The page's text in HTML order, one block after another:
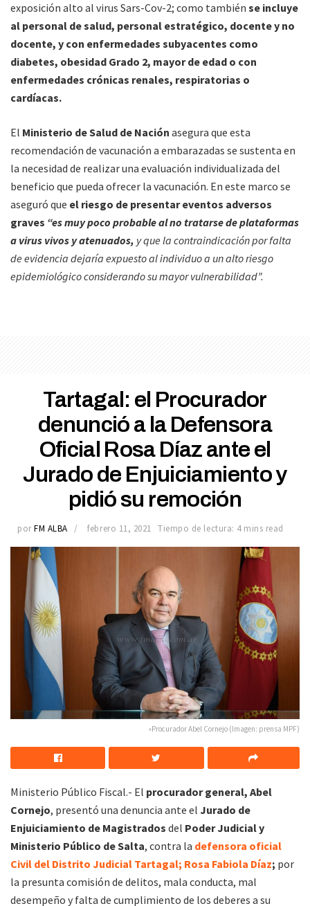
exposición alto al virus Sars-Cov-2; como también se incluye
al personal de salud, personal estratégico, docente y no
docente, y con enfermedades subyacentes como
diabetes, obesidad Grado 2, mayor de edad o con
enfermedades crónicas renales, respiratorias o
cardíacas.
El Ministerio de Salud de Nación asegura que esta
recomendación de vacunación a embarazadas se sustenta en
la necesidad de realizar una evaluación individualizada del
beneficio que pueda ofrecer la vacunación. En este marco se
aseguró que el riesgo de presentar eventos adversos
graves “es muy poco probable al no tratarse de plataformas
a virus vivos y atenuados, y que la contraindicación por falta
de evidencia dejaría expuesto al individuo a un alto riesgo
epidemiológico considerando su mayor vulnerabilidad”.
Tartagal: el Procurador
denunció a la Defensora
Oficial Rosa Díaz ante el
Jurado de Enjuiciamiento y
pidió su remoción
por FM ALBA febrero 11, 2021 Tiempo de lectura: 4 mins read
»Procurador Abel Cornejo (Imagen: prensa MPF)
Ministerio Público Fiscal.- El procurador general, Abel
Cornejo, presentó una denuncia ante el Jurado de
Enjuiciamiento de Magistrados del Poder Judicial y
Ministerio Público de Salta, contra la defensora oficial
Civil del Distrito Judicial Tartagal; Rosa Fabiola Díaz; por
la presunta comisión de delitos, mala conducta, mal
desempeño y falta de cumplimiento de los deberes a su